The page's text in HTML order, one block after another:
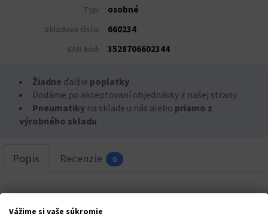
Typ: osobné
Skladové číslo: 660234
EAN kód: 3528706602344
Žiadne ďalšie poplatky
Dodáme po akceptovaní objednávky z našej strany
Pneumatiky na sklade u nás alebo priamo z
výrobného skladu
Popis Recenzie 0
Vážime si vaše súkromie